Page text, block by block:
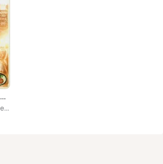
Jusqu'à Noël (feat. Gabrielle Shonk)
Simon Kearney feat. Gabrielle Shonk